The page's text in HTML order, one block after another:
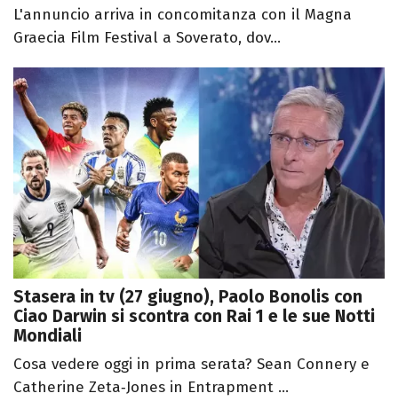
L'annuncio arriva in concomitanza con il Magna
Graecia Film Festival a Soverato, dov...
Stasera in tv (27 giugno), Paolo Bonolis con
Ciao Darwin si scontra con Rai 1 e le sue Notti
Mondiali
Cosa vedere oggi in prima serata? Sean Connery e
Catherine Zeta‑Jones in Entrapment ...